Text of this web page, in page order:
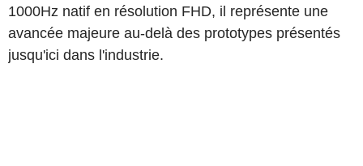
1000Hz natif en résolution FHD, il représente une
avancée majeure au-delà des prototypes présentés
jusqu'ici dans l'industrie.